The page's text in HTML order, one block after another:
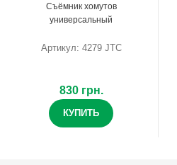
Съёмник хомутов
универсальный
Артикул: 4279 JTC
830 грн.
КУПИТЬ